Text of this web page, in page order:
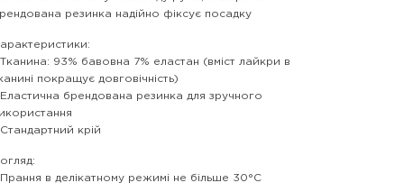
резинка надійно фіксує посадку
Тканина: 93% бавовна 7% еластан (вміст лайкри в
покращує довговічність)
Еластична брендована резинка для зручного
Стандартний крій
в делікатному режимі не більше 30°C